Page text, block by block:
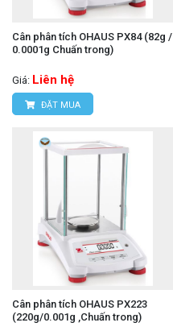
Cân phân tích OHAUS PX84 (82g /
0.0001g Chuấn trong)
Giá: Liên hệ
ĐẶT MUA
Cân phân tích OHAUS PX223
(220g/0.001g ,Chuấn trong)